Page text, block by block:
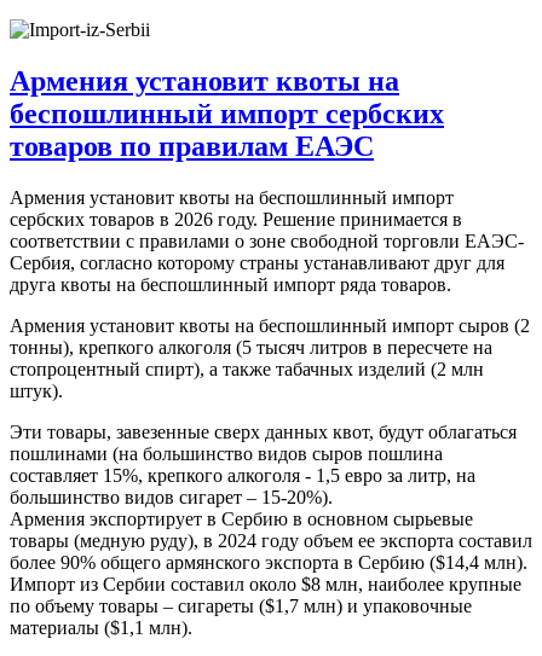
Армения установит квоты на
беспошлинный импорт сербских
товаров по правилам ЕАЭС
Армения установит квоты на беспошлинный импорт
сербских товаров в 2026 году. Решение принимается в
соответствии с правилами о зоне свободной торговли ЕАЭС-
Сербия, согласно которому страны устанавливают друг для
друга квоты на беспошлинный импорт ряда товаров.
Армения установит квоты на беспошлинный импорт сыров (2
тонны), крепкого алкоголя (5 тысяч литров в пересчете на
стопроцентный спирт), а также табачных изделий (2 млн
штук).
Эти товары, завезенные сверх данных квот, будут облагаться
пошлинами (на большинство видов сыров пошлина
составляет 15%, крепкого алкоголя - 1,5 евро за литр, на
большинство видов сигарет – 15-20%).
Армения экспортирует в Сербию в основном сырьевые
товары (медную руду), в 2024 году объем ее экспорта составил
более 90% общего армянского экспорта в Сербию ($14,4 млн).
Импорт из Сербии составил около $8 млн, наиболее крупные
по объему товары – сигареты ($1,7 млн) и упаковочные
материалы ($1,1 млн).